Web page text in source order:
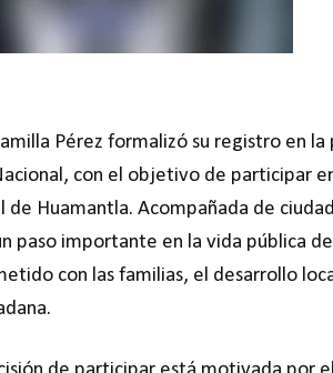
Pérez formalizó su registro en
con el objetivo de participar
Huamantla. Acompañada de
paso importante en la vida pública
con las familias, el desarrollo